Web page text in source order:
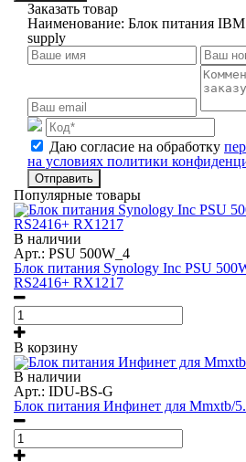
Заказать товар
Наименование: Блок питания
supply
Даю согласие на обработку
на условиях политики
Отправить
Популярные товары
В наличии
Арт.: PSU 500W_4
Блок питания Synology Inc PSU
RS2416+ RX1217
В корзину
В наличии
Арт.: IDU-BS-G
Блок питания Инфинет для Mmxtb/